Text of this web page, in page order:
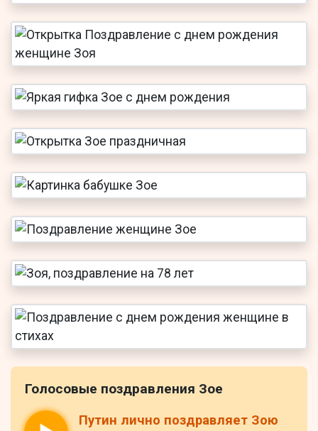
Голосовые поздравления Зое
Путин лично поздравляет Зою